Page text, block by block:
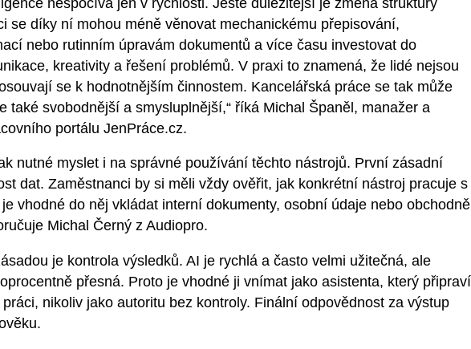
se díky ní mohou méně věnovat mechanickému přepisování,
nebo rutinním úpravám dokumentů a více času investovat do
kreativity a řešení problémů. V praxi to znamená, že lidé nejsou
se k hodnotnějším činnostem. Kancelářská práce se tak může
také svobodnější a smysluplnější,“ říká Michal Španěl, manažer a
portálu JenPráce.cz.
nutné myslet i na správné používání těchto nástrojů. První zásadní
dat. Zaměstnanci by si měli vždy ověřit, jak konkrétní nástroj pracuje s
vhodné do něj vkládat interní dokumenty, osobní údaje nebo obchodně
Michal Černý z Audiopro.
je kontrola výsledků. AI je rychlá a často velmi užitečná, ale
přesná. Proto je vhodné ji vnímat jako asistenta, který připraví
nikoliv jako autoritu bez kontroly. Finální odpovědnost za výstup